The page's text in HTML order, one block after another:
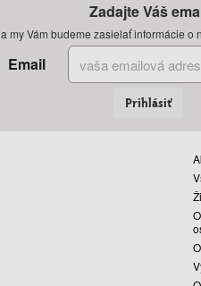
Zadajte Váš
a my Vám budeme zasielať informácie o
Email
Prihlásiť